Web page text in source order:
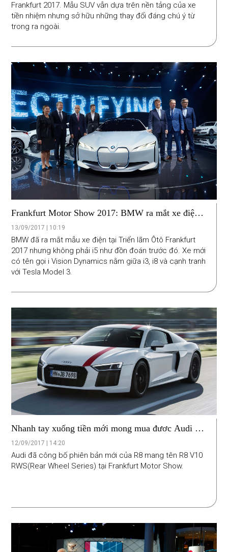
Frankfurt 2017. Mẫu SUV vẫn dựa trên nền tảng của xe
tiền nhiệm nhưng sở hữu những thay đổi đáng chú ý từ
trong ra ngoài.
Frankfurt Motor Show 2017: BMW ra mắt xe điện
đối đầu Tesla Model 3
13/09/2017 | 10:19
BMW đã ra mắt mẫu xe điện tại Triển lãm Ôtô Frankfurt
2017 nhưng không phải i5 như đồn đoán trước đó. Xe mới
có tên gọi i Vision Dynamics nằm giữa i3, i8 và cạnh tranh
với Tesla Model 3.
Nhanh tay xuống tiền mới mong mua đươc Audi R8
mới
12/09/2017 | 14:20
Audi đã công bố phiên bản mới của R8 mang tên R8 V10
RWS(Rear Wheel Series) tại Frankfurt Motor Show.